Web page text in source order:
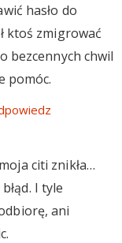
hasło do
ktoś zmigrować
bezcennych chwil
pomóc.
citi znikła…
I tyle
ani